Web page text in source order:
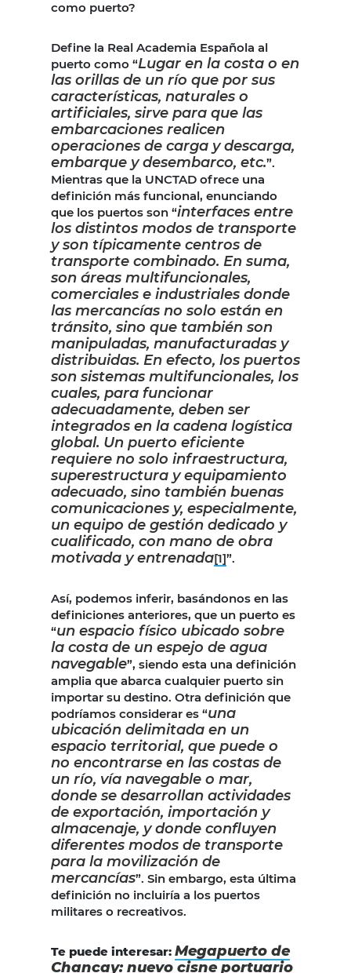
como puerto?
Define la Real Academia Española al
puerto como “Lugar en la costa o en
las orillas de un río que por sus
características, naturales o
artificiales, sirve para que las
embarcaciones realicen
operaciones de carga y descarga,
embarque y desembarco, etc.”.
Mientras que la UNCTAD ofrece una
definición más funcional, enunciando
que los puertos son “interfaces entre
los distintos modos de transporte
y son típicamente centros de
transporte combinado. En suma,
son áreas multifuncionales,
comerciales e industriales donde
las mercancías no solo están en
tránsito, sino que también son
manipuladas, manufacturadas y
distribuidas. En efecto, los puertos
son sistemas multifuncionales, los
cuales, para funcionar
adecuadamente, deben ser
integrados en la cadena logística
global. Un puerto eficiente
requiere no solo infraestructura,
superestructura y equipamiento
adecuado, sino también buenas
comunicaciones y, especialmente,
un equipo de gestión dedicado y
cualificado, con mano de obra
motivada y entrenada[1]”.
Así, podemos inferir, basándonos en las
definiciones anteriores, que un puerto es
“un espacio físico ubicado sobre
la costa de un espejo de agua
navegable”, siendo esta una definición
amplia que abarca cualquier puerto sin
importar su destino. Otra definición que
podríamos considerar es “una
ubicación delimitada en un
espacio territorial, que puede o
no encontrarse en las costas de
un río, vía navegable o mar,
donde se desarrollan actividades
de exportación, importación y
almacenaje, y donde confluyen
diferentes modos de transporte
para la movilización de
mercancías”. Sin embargo, esta última
definición no incluiría a los puertos
militares o recreativos.
Te puede interesar: Megapuerto de
Chancay: nuevo cisne portuario